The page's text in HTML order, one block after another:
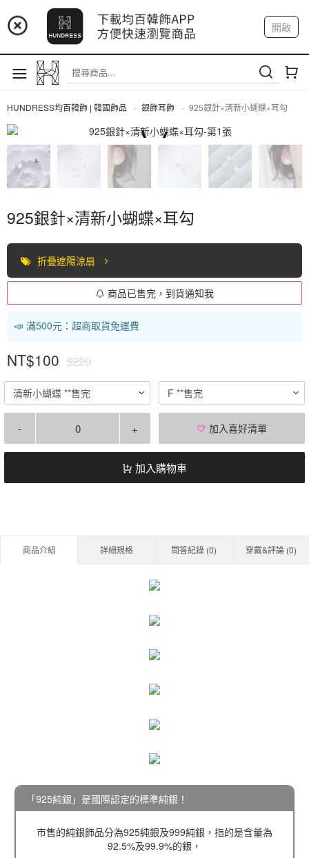
📢 市集預告：9/4-9/6 淡水捷運站
📢 市集預告：9/12-9/13 八里海巡基地
📢 市集預告：8/22-8/23 桃園青埔置地廣場
開啟
註冊 我的帳戶
HUNDRESS均百韓飾 | 韓國飾品 銀飾耳飾 925銀針×清新小蝴蝶×耳勾
全部商品
925銀針×清新小蝴蝶×耳勾
折疊遮陽涼扇
商品已售完，到貨通知我
📣 滿500元：超商取貨免運費
NT$100 $220
清新小蝴蝶 **售完 F **售完
- + 加入喜好清單
加入購物車
商品介紹 詳細規格 問答紀錄 (0) 穿戴&評論 (0)
「925純銀」是國際認定的標準純銀！
市售的純銀飾品分為925純銀及999純銀，指的是含量為
92.5%及99.9%的銀，